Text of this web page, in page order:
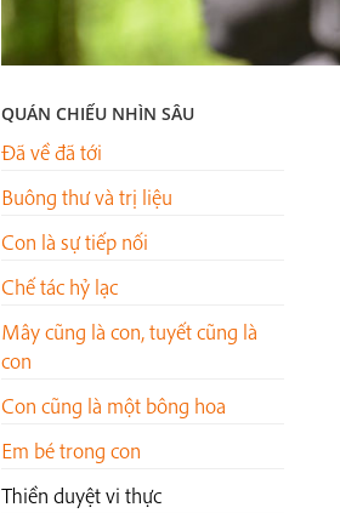
QUÁN CHIẾU NHÌN SÂU
Đã về đã tới
Buông thư và trị liệu
Con là sự tiếp nối
Chế tác hỷ lạc
Mây cũng là con, tuyết cũng là
con
Con cũng là một bông hoa
Em bé trong con
Thiền duyệt vi thực